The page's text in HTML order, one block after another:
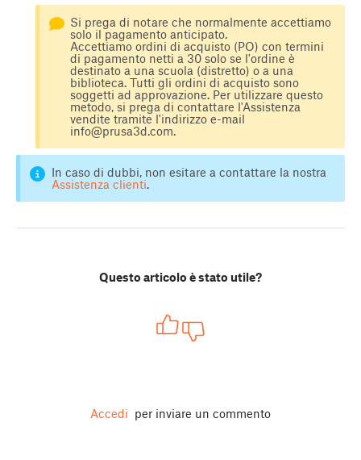
Si prega di notare che normalmente accettiamo
solo il pagamento anticipato.
Accettiamo ordini di acquisto (PO) con termini
di pagamento netti a 30 solo se l'ordine è
destinato a una scuola (distretto) o a una
biblioteca. Tutti gli ordini di acquisto sono
soggetti ad approvazione. Per utilizzare questo
metodo, si prega di contattare l'Assistenza
vendite tramite l'indirizzo e-mail
info@prusa3d.com
In caso di dubbi, non esitare a contattare la nostra
Assistenza clienti
Questo articolo è stato utile?
Accedi per inviare un commento